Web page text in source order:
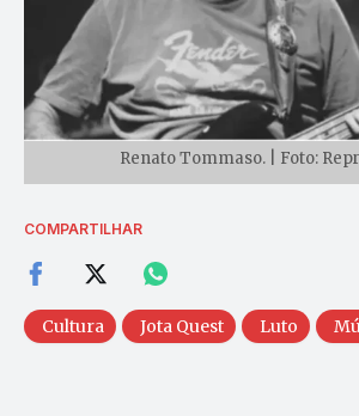
Renato Tommaso. | Foto:
COMPARTILHAR
Cultura Jota Quest Luto